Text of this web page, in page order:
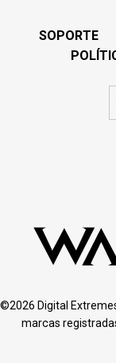
SOPORTE
©2026 Digital
marcas